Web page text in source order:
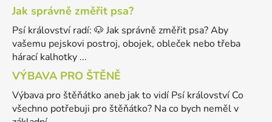
Jak správně změřit psa?
Psí království radí: 🐶 Jak správně změřit psa? Aby
vašemu pejskovi postroj, obojek, obleček nebo třeba
hárací kalhotky ...
VÝBAVA PRO ŠTĚNĚ
Výbava pro štěňátko aneb jak to vidí Psí království Co
všechno potřebuji pro štěňátko? Na co bych neměl v